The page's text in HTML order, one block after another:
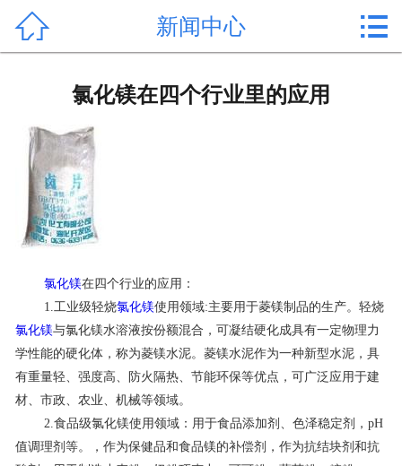
常见问题
联系我们
 新闻中心 
氯化镁在四个行业里的应用
氯化镁在四个行业的应用：
1.工业级轻烧氯化镁使用领域:主要用于菱镁制品的生产。轻烧
氯化镁与氯化镁水溶液按份额混合，可凝结硬化成具有一定物理力
学性能的硬化体，称为菱镁水泥。菱镁水泥作为一种新型水泥，具
有重量轻、强度高、防火隔热、节能环保等优点，可广泛应用于建
材、市政、农业、机械等领域。
2.食品级氯化镁使用领域：用于食品添加剂、色泽稳定剂，pH
值调理剂等。，作为保健品和食品镁的补偿剂，作为抗结块剂和抗